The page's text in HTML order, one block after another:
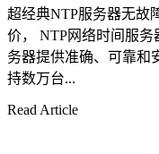
超经典NTP服务器无故
价， NTP网络时间服
务器提供准确、可靠和
持数万台...
Read Article